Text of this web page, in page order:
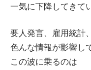
一気に下降してきて
要人発言、雇用統計
色んな情報が影響し
この波に乗るのは